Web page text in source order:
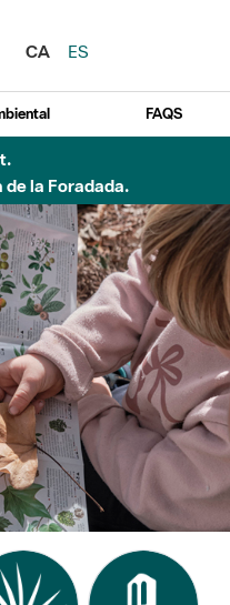
CA ES
FAQS
el riu